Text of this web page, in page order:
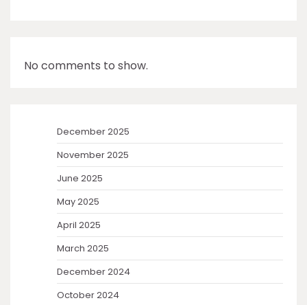
No comments to show.
December 2025
November 2025
June 2025
May 2025
April 2025
March 2025
December 2024
October 2024